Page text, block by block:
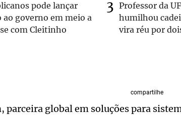
pode lançar
ao governo em meio a
com Cleitinho
Professor da
humilhou
vira réu por
compartilhe
parceira global em soluções para